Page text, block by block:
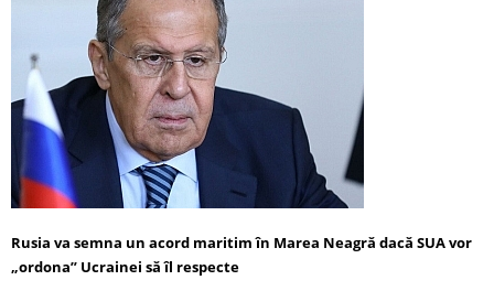
Rusia va semna un acord maritim în Marea Neagră dacă SUA vor
„ordona” Ucrainei să îl respecte